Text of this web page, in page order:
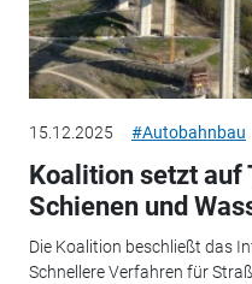
15.12.2025 #Autobahnbau
Koalition setzt auf
Schienen und
Die Koalition beschließt das
Schnellere Verfahren für